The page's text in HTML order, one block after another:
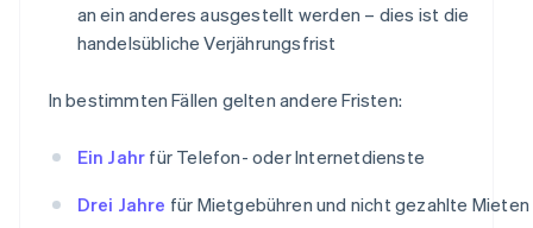
an ein anderes ausgestellt werden – dies ist die
handelsübliche Verjährungsfrist
In bestimmten Fällen gelten andere Fristen:
Ein Jahr für Telefon- oder Internetdienste
Drei Jahre für Mietgebühren und nicht gezahlte Mieten